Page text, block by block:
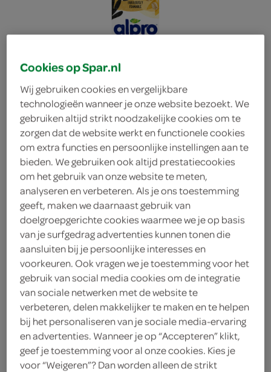
Alpro Barista Oat
Alpro
3.09
1 Liter
Cookies op Spar.nl
Wij gebruiken cookies en vergelijkbare
technologieën wanneer je onze website bezoekt. We
gebruiken altijd strikt noodzakelijke cookies om te
zorgen dat de website werkt en functionele cookies
om extra functies en persoonlijke instellingen aan te
bieden. We gebruiken ook altijd prestatiecookies
om het gebruik van onze website te meten,
analyseren en verbeteren. Als je ons toestemming
geeft, maken we daarnaast gebruik van
doelgroepgerichte cookies waarmee we je op basis
van je surfgedrag advertenties kunnen tonen die
aansluiten bij je persoonlijke interesses en
voorkeuren. Ook vragen we je toestemming voor het
gebruik van social media cookies om de integratie
van sociale netwerken met de website te
verbeteren, delen makkelijker te maken en te helpen
bij het personaliseren van je sociale media-ervaring
en advertenties. Wanneer je op “Accepteren” klikt,
geef je toestemming voor al onze cookies. Kies je
voor “Weigeren”? Dan worden alleen de strikt